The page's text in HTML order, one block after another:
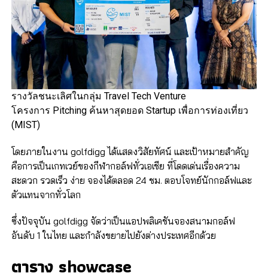
รางวัลชนะเลิศในกลุ่ม Travel Tech Venture
โครงการ Pitching ค้นหาสุดยอด Startup เพื่อการท่องเที่ยว
(MIST)
โดยภายในงาน golfdigg ได้แสดงวิสัยทัศน์ และเป้าหมายสำคัญ
คือการเป็นเกทเวย์ของกีฬากอล์ฟทั่วเอเชีย ที่โดดเด่นเรื่องความ
สะดวก รวดเร็ว ง่าย จองได้ตลอด 24 ชม. ตอบโจทย์นักกอล์ฟและ
ตัวแทนจากทั่วโลก
ซึ่งปัจจุบัน golfdigg จัดว่าเป็นแอปพลิเคชันจองสนามกอล์ฟ
อันดับ 1 ในไทย และกำลังขยายไปยังต่างประเทศอีกด้วย
ตาราง showcase